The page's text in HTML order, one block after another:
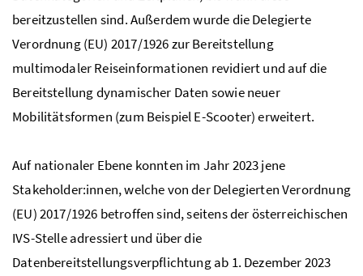
bereitzustellen sind. Außerdem wurde die Delegierte
Verordnung (EU) 2017/1926 zur Bereitstellung
multimodaler Reiseinformationen revidiert und auf die
Bereitstellung dynamischer Daten sowie neuer
Mobilitätsformen (zum BeispielE-Scooter) erweitert.
Auf nationaler Ebene konnten im Jahr 2023 jene
Stakeholder:innen, welche von der Delegierten Verordnung
(EU) 2017/1926 betroffen sind, seitens der österreichischen
IVS-Stelle adressiert und über die
Datenbereitstellungsverpflichtung ab 1. Dezember 2023